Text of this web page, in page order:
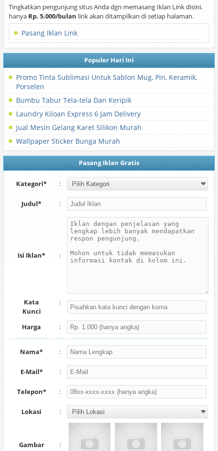
Tingkatkan pengunjung situs Anda dgn memasang Iklan Link disini,
hanya Rp. 5.000/bulan link akan ditampilkan di setiap halaman.
Pasang Iklan Link
Populer Hari Ini
Promo Tinta Sublimasi Untuk Sablon Mug, Pin, Keramik,
Porselen
Bumbu Tabur Tela-tela Dan Keripik
Laundry Kiloan Express 6 Jam Delivery
Jual Mesin Gelang Karet Silikon Murah
Wallpaper Sticker Bunga Murah
Pasang Iklan Gratis
Kategori* :
Judul* :
Isi Iklan* :
Kata
Kunci
:
Harga :
Nama* :
E-Mail* :
Telepon* :
Lokasi :
Gambar :